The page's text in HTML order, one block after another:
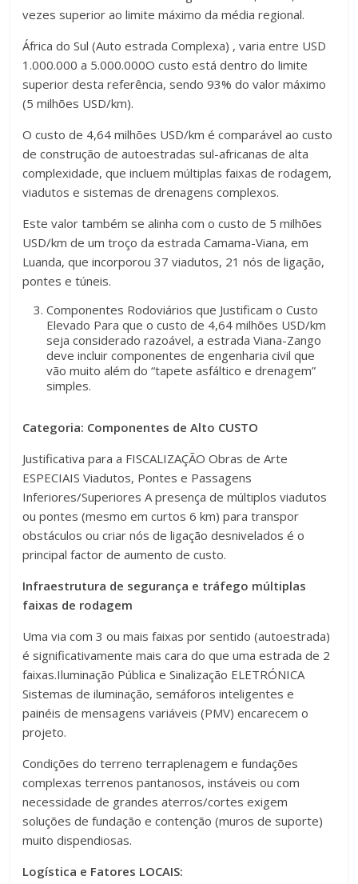
vezes superior ao limite máximo da média regional.
África do Sul (Auto estrada Complexa) , varia entre USD
1.000.000 a 5.000.000O custo está dentro do limite
superior desta referência, sendo 93% do valor máximo
(5 milhões USD/km).
O custo de 4,64 milhões USD/km é comparável ao custo
de construção de autoestradas sul-africanas de alta
complexidade, que incluem múltiplas faixas de rodagem,
viadutos e sistemas de drenagens complexos.
Este valor também se alinha com o custo de 5 milhões
USD/km de um troço da estrada Camama-Viana, em
Luanda, que incorporou 37 viadutos, 21 nós de ligação,
pontes e túneis.
Componentes Rodoviários que Justificam o Custo
Elevado Para que o custo de 4,64 milhões USD/km
seja considerado razoável, a estrada Viana-Zango
deve incluir componentes de engenharia civil que
vão muito além do “tapete asfáltico e drenagem”
simples.
Categoria: Componentes de Alto CUSTO
Justificativa para a FISCALIZAÇÃO Obras de Arte
ESPECIAIS Viadutos, Pontes e Passagens
Inferiores/Superiores A presença de múltiplos viadutos
ou pontes (mesmo em curtos 6 km) para transpor
obstáculos ou criar nós de ligação desnivelados é o
principal factor de aumento de custo.
Infraestrutura de segurança e tráfego múltiplas
faixas de rodagem
Uma via com 3 ou mais faixas por sentido (autoestrada)
é significativamente mais cara do que uma estrada de 2
faixas.Iluminação Pública e Sinalização ELETRÓNICA
Sistemas de iluminação, semáforos inteligentes e
painéis de mensagens variáveis (PMV) encarecem o
projeto.
Condições do terreno terraplenagem e fundações
complexas terrenos pantanosos, instáveis ou com
necessidade de grandes aterros/cortes exigem
soluções de fundação e contenção (muros de suporte)
muito dispendiosas.
Logística e Fatores LOCAIS: